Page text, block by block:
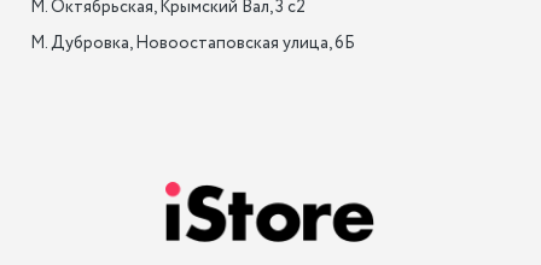
М. Октябрьская, Крымский Вал, 3 с2
М. Дубровка, Новоостаповская улица, 6Б